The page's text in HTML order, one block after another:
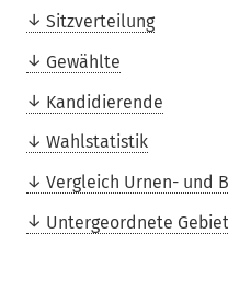
Sitzverteilung
Gewählte
Kandidierende
Wahlstatistik
Vergleich Urnen- und
Untergeordnete